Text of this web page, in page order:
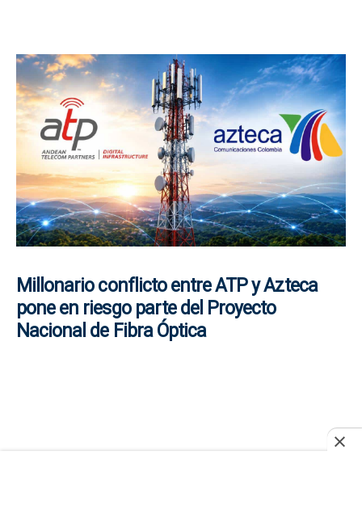
Millonario conflicto entre ATP y Azteca
pone en riesgo parte del Proyecto
Nacional de Fibra Óptica